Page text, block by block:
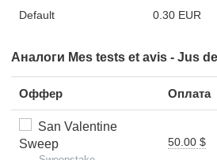
Default 0.30 EUR
Аналоги Mes tests et avis - Jus
Оффер Оплата
San Valentine
Sweep
50.00 $